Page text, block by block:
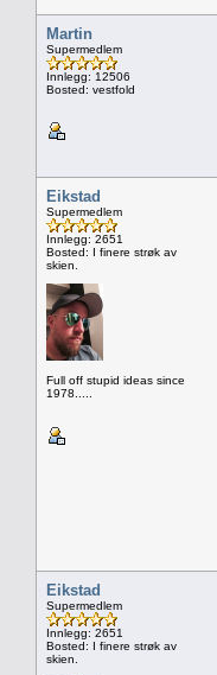
Martin
Supermedlem
Innlegg: 12506
Bosted: vestfold
Eikstad
Supermedlem
Innlegg: 2651
Bosted: I finere strøk av
skien.
Full off stupid ideas since
1978.....
Eikstad
Supermedlem
Innlegg: 2651
Bosted: I finere strøk av
skien.